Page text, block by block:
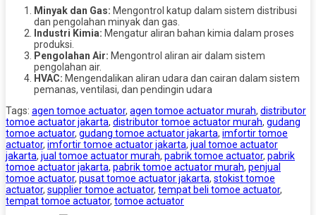
Minyak dan Gas: Mengontrol katup dalam sistem distribusi
dan pengolahan minyak dan gas.
Industri Kimia: Mengatur aliran bahan kimia dalam proses
produksi.
Pengolahan Air: Mengontrol aliran air dalam sistem
pengolahan air.
HVAC: Mengendalikan aliran udara dan cairan dalam sistem
pemanas, ventilasi, dan pendingin udara
Tags: agen tomoe actuator, agen tomoe actuator murah, distributor
tomoe actuator jakarta, distributor tomoe actuator murah, gudang
tomoe actuator, gudang tomoe actuator jakarta, imfortir tomoe
actuator, imfortir tomoe actuator jakarta, jual tomoe actuator
jakarta, jual tomoe actuator murah, pabrik tomoe actuator, pabrik
tomoe actuator jakarta, pabrik tomoe actuator murah, penjual
tomoe actuator, pusat tomoe actuator jakarta, stokist tomoe
actuator, supplier tomoe actuator, tempat beli tomoe actuator,
tempat tomoe actuator, tomoe actuator